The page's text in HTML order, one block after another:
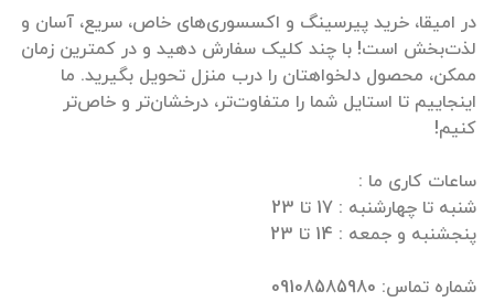
در امیقا، خرید پیرسینگ و اکسسوری‌های خاص، سریع، آسان و
لذت‌بخش است! با چند کلیک سفارش دهید و در کمترین زمان
ممکن، محصول دلخواهتان را درب منزل تحویل بگیرید. ما
اینجاییم تا استایل شما را متفاوت‌تر، درخشان‌تر و خاص‌تر